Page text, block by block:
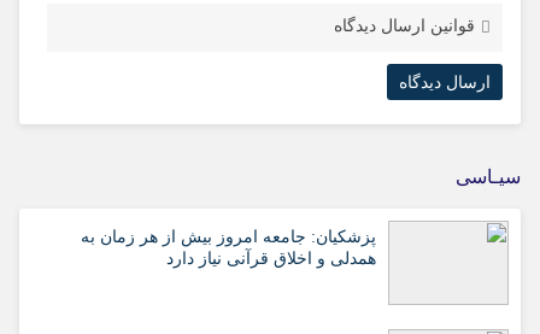
قوانین ارسال دیدگاه
سیـاسی
پزشکیان: جامعه امروز بیش از هر زمان به
همدلی و اخلاق قرآنی نیاز دارد